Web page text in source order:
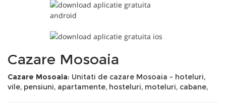
Cazare Mosoaia
Cazare Mosoaia: Unitati de cazare Mosoaia - hoteluri,
vile, pensiuni, apartamente, hosteluri, moteluri, cabane,